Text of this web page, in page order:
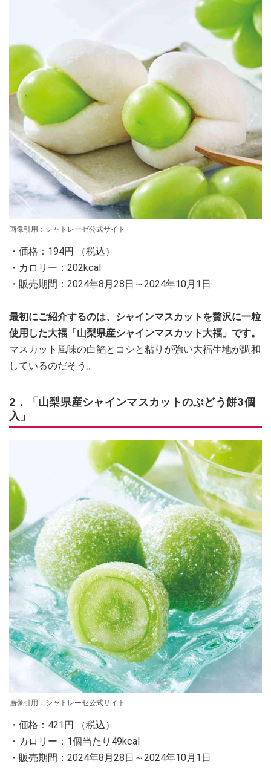
画像引用：シャトレーゼ公式サイト
・価格：194円 （税込）
・カロリー：202kcal
・販売期間：2024年8月28日～2024年10月1日
最初にご紹介するのは、シャインマスカットを贅沢に一粒
使用した大福「山梨県産シャインマスカット大福」です。
マスカット風味の白餡とコシと粘りが強い大福生地が調和
しているのだそう。
2．「山梨県産シャインマスカットのぶどう餅3個
入」
画像引用：シャトレーゼ公式サイト
・価格：421円 （税込）
・カロリー：1個当たり49kcal
・販売期間：2024年8月28日～2024年10月1日